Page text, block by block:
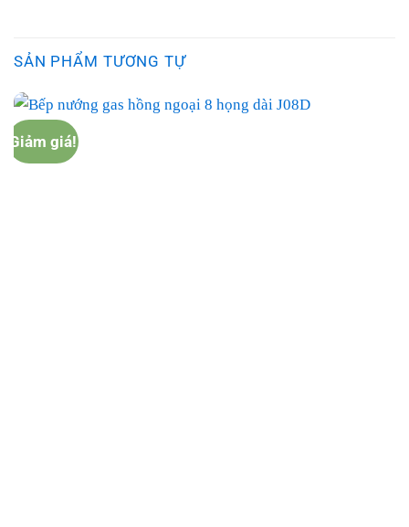
SẢN PHẨM TƯƠNG TỰ
Giảm giá!